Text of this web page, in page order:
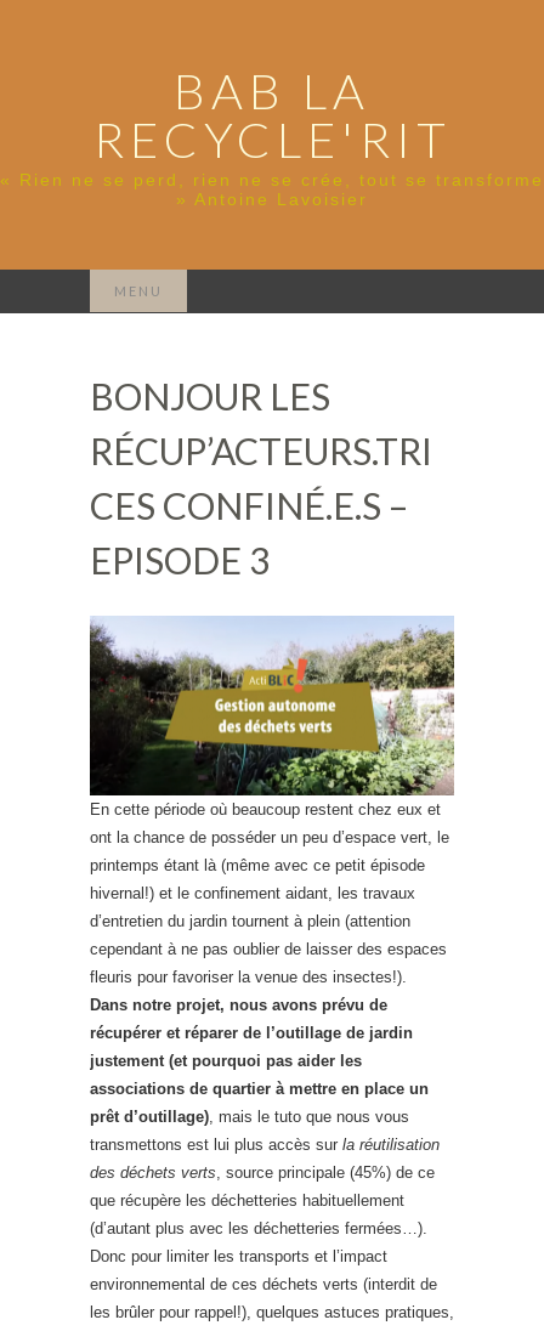
BAB LA
RECYCLE'RIT
« Rien ne se perd, rien ne se crée, tout se transforme
» Antoine Lavoisier
MENU
BONJOUR LES
RÉCUP’ACTEURS.TRI
CES CONFINÉ.E.S –
EPISODE 3
En cette période où beaucoup restent chez eux et
ont la chance de posséder un peu d’espace vert, le
printemps étant là (même avec ce petit épisode
hivernal!) et le confinement aidant, les travaux
d’entretien du jardin tournent à plein (attention
cependant à ne pas oublier de laisser des espaces
fleuris pour favoriser la venue des insectes!).
Dans notre projet, nous avons prévu de
récupérer et réparer de l’outillage de jardin
justement (et pourquoi pas aider les
associations de quartier à mettre en place un
prêt d’outillage), mais le tuto que nous vous
transmettons est lui plus accès sur la réutilisation
des déchets verts, source principale (45%) de ce
que récupère les déchetteries habituellement
(d’autant plus avec les déchetteries fermées…).
Donc pour limiter les transports et l’impact
environnemental de ces déchets verts (interdit de
les brûler pour rappel!), quelques astuces pratiques,